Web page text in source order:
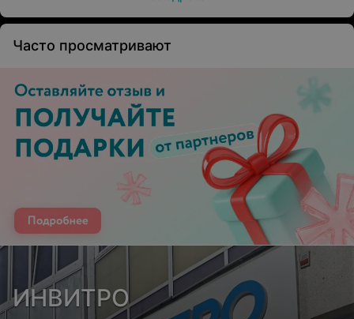
Часто просматривают
ИНВИТРО